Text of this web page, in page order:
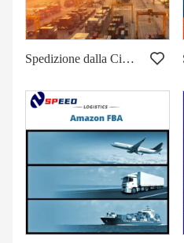
Spedizione dalla Cina agli Stati Uniti tramite trasporto aereo marittimo